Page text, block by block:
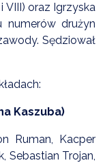
VIII) oraz Igrzyska
numerów drużyn
Sędziował
Kaszuba)
Ruman, Kacper
Sebastian Trojan,